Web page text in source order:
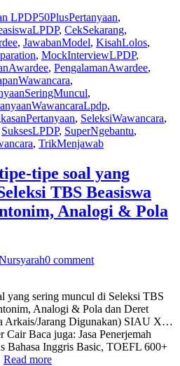
LPDP50PlusPertanyaan,
, CekSekarang,
, JawabanModel, KisahLolos,
, MockInterviewLPDP,
, PengalamanAwardee,
,
,
,
, SeleksiWawancara,
SuksesLPDP, SuperNgebantu,
, TrikMenjawab
tipe soal yang
TBS Beasiswa
Analogi & Pola
0 comment
yang sering muncul di Seleksi TBS
Analogi & Pola dan Deret
Arkais/Jarang Digunakan) SIAU X…
Baca juga: Jasa Penerjemah
Bahasa Inggris Basic, TOEFL 600+
Read more“Part